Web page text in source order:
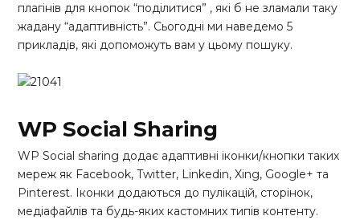
плагінів для кнопок “поділитися” , які б не зламали таку
жадану “адаптивність”. Сьогодні ми наведемо 5
прикладів, які допоможуть вам у цьому пошуку.
WP Social Sharing
WP Social sharing додає адаптивні іконки/кнопки таких
мереж як Facebook, Twitter, Linkedin, Xing, Google+ та
Pinterest. Іконки додаються до пулікацій, сторінок,
медіафайлів та будь-яких кастомних типів контенту.